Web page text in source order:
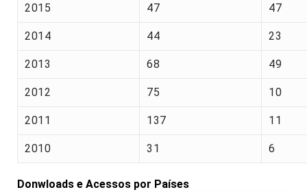
2015 47 47
2014 44 23
2013 68 49
2012 75 10
2011 137 11
2010 31 6
Donwloads e Acessos por Países